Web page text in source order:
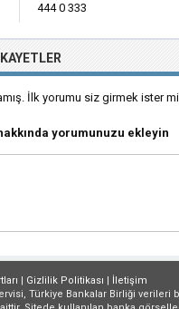
444 0 333
İlk yorumu siz girmek ister
yorumunuzu ekleyin
| Gizlilik Politikası | İletişim
Türkiye Bankalar Birliği verileri